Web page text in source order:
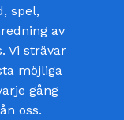
spel,
av
Vi strävar
möjliga
gång
oss.